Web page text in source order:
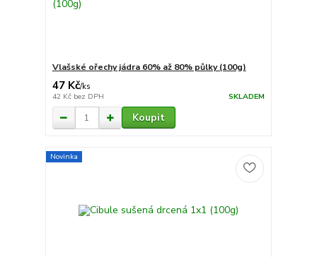
Vlašské ořechy jádra 60% až 80% půlky (100g)
47 Kč/ks
42 Kč bez DPH SKLADEM
Koupit
Novinka